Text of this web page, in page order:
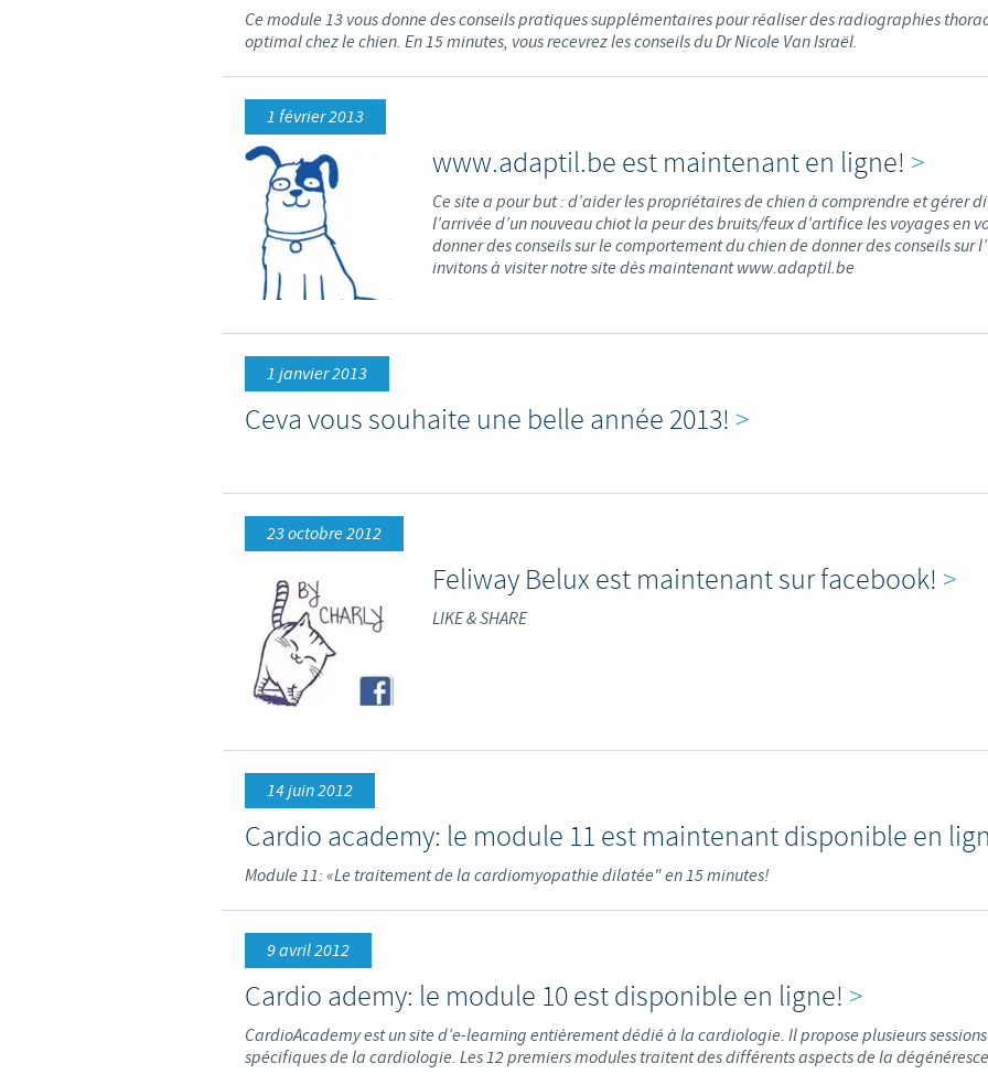
Ce module 13 vous donne des conseils pratiques supplémentaires pour réaliser des radiographies
optimal chez le chien. En 15 minutes, vous recevrez les conseils du Dr Nicole Van Israël.
1 février 2013
www.adaptil.be est maintenant en ligne! >
Ce site a pour but : d’aider les propriétaires de chien à comprendre et gérer
l’arrivée d’un nouveau chiot la peur des bruits/feux d’artifice les voyages en
donner des conseils sur le comportement du chien de donner des conseils sur
invitons à visiter notre site dès maintenant www.adaptil.be
1 janvier 2013
Ceva vous souhaite une belle année 2013! >
23 octobre 2012
Feliway Belux est maintenant sur facebook! >
LIKE & SHARE
14 juin 2012
Cardio academy: le module 11 est maintenant disponible en
Module 11: «Le traitement de la cardiomyopathie dilatée" en 15 minutes!
9 avril 2012
Cardio ademy: le module 10 est disponible en ligne! >
CardioAcademy est un site d’e-learning entièrement dédié à la cardiologie. Il propose plusieurs
spécifiques de la cardiologie. Les 12 premiers modules traitent des différents aspects de la